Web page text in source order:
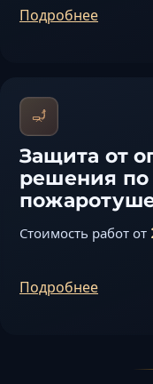
Подробнее
Защита от
решения по
Стоимость работ от
Подробнее